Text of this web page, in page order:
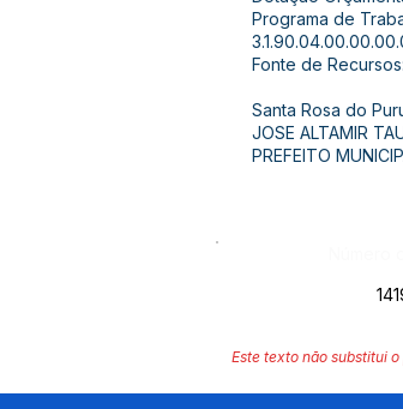
Programa de
Fonte de
Santa Rosa do
JOSE ALTAMIR
PREFEITO
Este texto não substitui